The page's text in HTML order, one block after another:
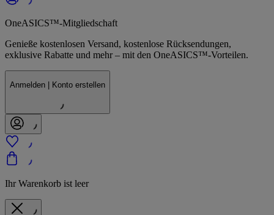
OneASICS™-Mitgliedschaft
Genieße kostenlosen Versand, kostenlose Rücksendungen,
exklusive Rabatte und mehr – mit den OneASICS™-Vorteilen.
Anmelden | Konto erstellen
Ihr Warenkorb ist leer